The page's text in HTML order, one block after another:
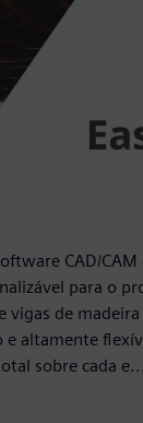
CAD/
para o
vigas de
altamente
sobre cada e...